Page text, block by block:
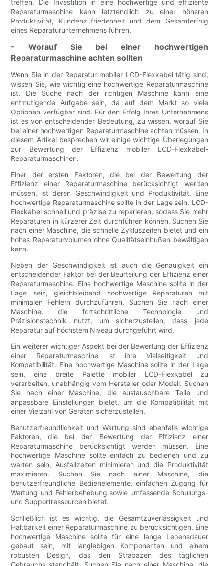
treffen. Die Investition in eine hochwertige und effiziente
Reparaturmaschine kann letztendlich zu einer höheren
Produktivität, Kundenzufriedenheit und dem Gesamterfolg
eines Reparaturunternehmens führen.
- Worauf Sie bei einer hochwertigen
Reparaturmaschine achten sollten
Wenn Sie in der Reparatur mobiler LCD-Flexkabel tätig sind,
wissen Sie, wie wichtig eine hochwertige Reparaturmaschine
ist. Die Suche nach der richtigen Maschine kann eine
entmutigende Aufgabe sein, da auf dem Markt so viele
Optionen verfügbar sind. Für den Erfolg Ihres Unternehmens
ist es von entscheidender Bedeutung, zu wissen, worauf Sie
bei einer hochwertigen Reparaturmaschine achten müssen. In
diesem Artikel besprechen wir einige wichtige Überlegungen
zur Bewertung der Effizienz mobiler LCD-Flexkabel-
Reparaturmaschinen.
Einer der ersten Faktoren, die bei der Bewertung der
Effizienz einer Reparaturmaschine berücksichtigt werden
müssen, ist deren Geschwindigkeit und Produktivität. Eine
hochwertige Reparaturmaschine sollte in der Lage sein, LCD-
Flexkabel schnell und präzise zu reparieren, sodass Sie mehr
Reparaturen in kürzerer Zeit durchführen können. Suchen Sie
nach einer Maschine, die schnelle Zykluszeiten bietet und ein
hohes Reparaturvolumen ohne Qualitätseinbußen bewältigen
kann.
Neben der Geschwindigkeit ist auch die Genauigkeit ein
entscheidender Faktor bei der Beurteilung der Effizienz einer
Reparaturmaschine. Eine hochwertige Maschine sollte in der
Lage sein, gleichbleibend hochwertige Reparaturen mit
minimalen Fehlern durchzuführen. Suchen Sie nach einer
Maschine, die fortschrittliche Technologie und
Präzisionstechnik nutzt, um sicherzustellen, dass jede
Reparatur auf höchstem Niveau durchgeführt wird.
Ein weiterer wichtiger Aspekt bei der Bewertung der Effizienz
einer Reparaturmaschine ist ihre Vielseitigkeit und
Kompatibilität. Eine hochwertige Maschine sollte in der Lage
sein, eine breite Palette mobiler LCD-Flexkabel zu
verarbeiten, unabhängig vom Hersteller oder Modell. Suchen
Sie nach einer Maschine, die austauschbare Teile und
anpassbare Einstellungen bietet, um die Kompatibilität mit
einer Vielzahl von Geräten sicherzustellen.
Benutzerfreundlichkeit und Wartung sind ebenfalls wichtige
Faktoren, die bei der Bewertung der Effizienz einer
Reparaturmaschine berücksichtigt werden müssen. Eine
hochwertige Maschine sollte einfach zu bedienen und zu
warten sein, Ausfallzeiten minimieren und die Produktivität
maximieren. Suchen Sie nach einer Maschine, die
benutzerfreundliche Bedienelemente, einfachen Zugang für
Wartung und Fehlerbehebung sowie umfassende Schulungs-
und Supportressourcen bietet.
Schließlich ist es wichtig, die Gesamtzuverlässigkeit und
Haltbarkeit einer Reparaturmaschine zu berücksichtigen. Eine
hochwertige Maschine sollte für eine lange Lebensdauer
gebaut sein, mit langlebigen Komponenten und einem
robusten Design, das den Strapazen des täglichen
Gebrauchs standhält. Suchen Sie nach einer Maschine, die